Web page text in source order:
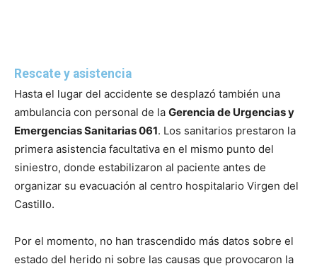
Rescate y asistencia
Hasta el lugar del accidente se desplazó también una
ambulancia con personal de la Gerencia de Urgencias y
Emergencias Sanitarias 061. Los sanitarios prestaron la
primera asistencia facultativa en el mismo punto del
siniestro, donde estabilizaron al paciente antes de
organizar su evacuación al centro hospitalario Virgen del
Castillo.
Por el momento, no han trascendido más datos sobre el
estado del herido ni sobre las causas que provocaron la